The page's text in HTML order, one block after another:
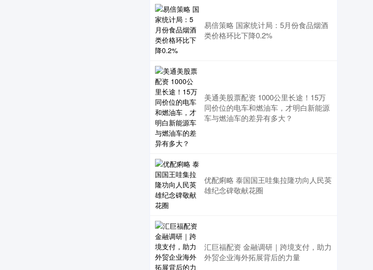
易倍策略 国家统计局：5月份食品烟酒
类价格环比下降0.2%
美通美股票配资 1000公里长途！15万
同价位的电车和燃油车，才明白新能源
车与燃油车的差异有多大？
优配痢略 泰国国王哇集拉隆功向人民英
雄纪念碑敬献花圈
汇巨福配资 金融调研｜跨境支付，助力
外贸企业海外拓展背后的力量